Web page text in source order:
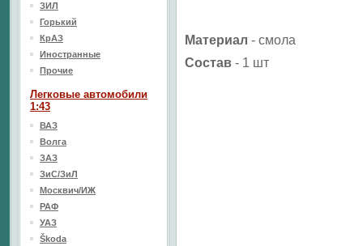
Материал - смола
Состав - 1 шт
ЗИЛ
Горький
КрАЗ
Иностранные
Прочие
Легковые автомобили
1:43
ВАЗ
Волга
ЗАЗ
ЗиС/ЗиЛ
Москвич/ИЖ
РАФ
УАЗ
Škoda